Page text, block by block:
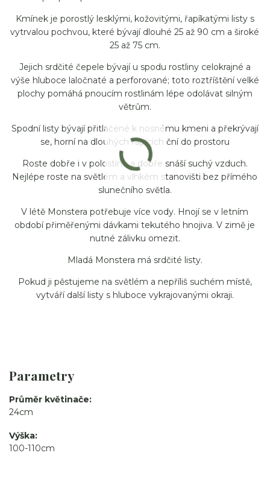
Kmínek je porostlý lesklými, kožovitými, řapíkatými listy s
vytrvalou pochvou, které bývají dlouhé 25 až 90 cm a široké
25 až 75 cm.
Jejich srdčité čepele bývají u spodu rostliny celokrajné a
výše hluboce laločnaté a perforované; toto roztříštění velké
plochy pomáhá pnoucím rostlinám lépe odolávat silným
větrům.
Spodní listy bývají přitlačené k nosnému kmeni a překrývají
se, horní na dlouhých řapících ční do prostoru
Roste dobře i v polostínu a dobře snáší suchý vzduch.
Nejlépe roste na světlém a vlhkém stanovišti bez přímého
slunečního světla.
V létě Monstera potřebuje více vody. Hnojí se v letním
období přiměřenými dávkami tekutého hnojiva. V zimě je
nutné zálivku omezit.
Mladá Monstera má srdčité listy.
Pokud ji pěstujeme na světlém a nepříliš suchém místě,
vytváří další listy s hluboce vykrajovanými okraji.
Parametry
Průměr květinače
24cm
Výška
100-110cm